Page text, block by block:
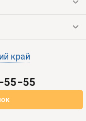
край
55